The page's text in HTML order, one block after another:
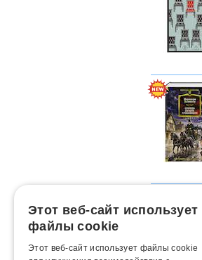
Этот веб-сайт использует
файлы cookie
Этот веб-сайт использует файлы cookie